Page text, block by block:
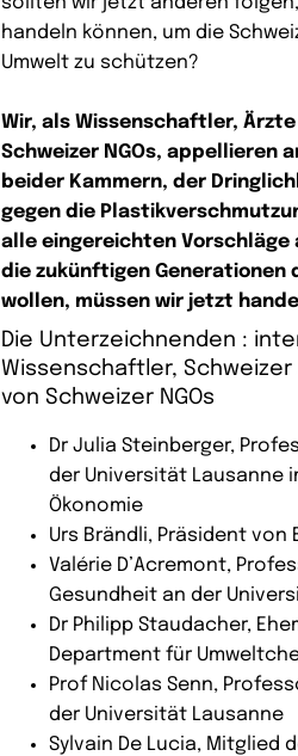
handeln können, um die
Umwelt zu schützen?
Wir, als Wissenschaftler,
Schweizer NGOs, appellieren
beider Kammern, der
gegen die
alle eingereichten Vorschläge
die zukünftigen Generationen
wollen, müssen wir jetzt
Die Unterzeichnenden :
Wissenschaftler,
von Schweizer NGOs
Dr Julia Steinberger,
der Universität Lausanne
Ökonomie
Urs Brändli, Präsident von
Valérie D’Acremont,
Gesundheit an der
Dr Philipp Staudacher,
Department für
Prof Nicolas Senn,
der Universität Lausanne
Sylvain De Lucia, Mitglied